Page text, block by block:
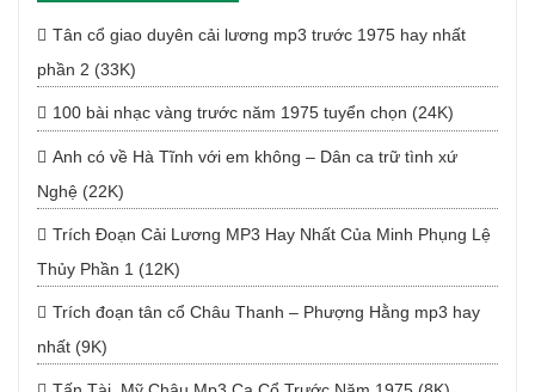
Tân cổ giao duyên cải lương mp3 trước 1975 hay nhất
phần 2 (33K)
100 bài nhạc vàng trước năm 1975 tuyển chọn (24K)
Anh có về Hà Tĩnh với em không – Dân ca trữ tình xứ
Nghệ (22K)
Trích Đoạn Cải Lương MP3 Hay Nhất Của Minh Phụng Lệ
Thủy Phần 1 (12K)
Trích đoạn tân cổ Châu Thanh – Phượng Hằng mp3 hay
nhất (9K)